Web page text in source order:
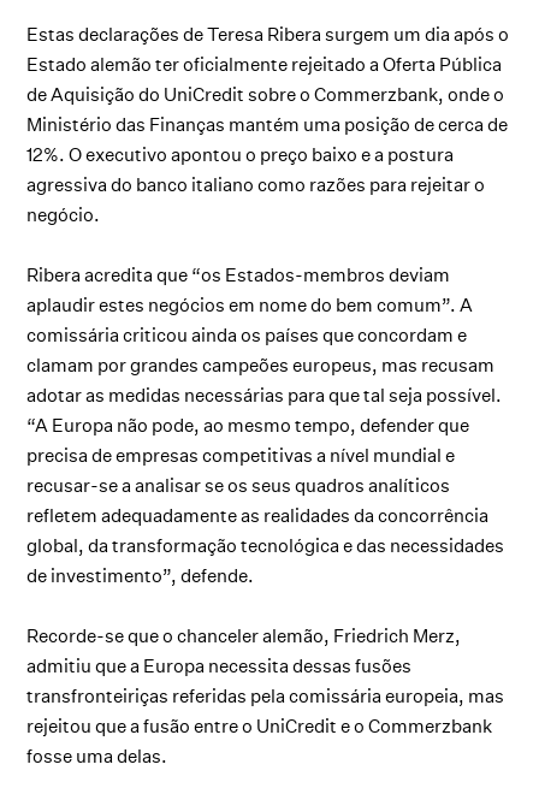
Estas declarações de Teresa Ribera surgem um dia após o
Estado alemão ter oficialmente rejeitado a Oferta Pública
de Aquisição do UniCredit sobre o Commerzbank, onde o
Ministério das Finanças mantém uma posição de cerca de
12%. O executivo apontou o preço baixo e a postura
agressiva do banco italiano como razões para rejeitar o
negócio.
Ribera acredita que “os Estados-membros deviam
aplaudir estes negócios em nome do bem comum”. A
comissária criticou ainda os países que concordam e
clamam por grandes campeões europeus, mas recusam
adotar as medidas necessárias para que tal seja possível.
“A Europa não pode, ao mesmo tempo, defender que
precisa de empresas competitivas a nível mundial e
recusar-se a analisar se os seus quadros analíticos
refletem adequadamente as realidades da concorrência
global, da transformação tecnológica e das necessidades
de investimento”, defende.
Recorde-se que o chanceler alemão, Friedrich Merz,
admitiu que a Europa necessita dessas fusões
transfronteiriças referidas pela comissária europeia, mas
rejeitou que a fusão entre o UniCredit e o Commerzbank
fosse uma delas.